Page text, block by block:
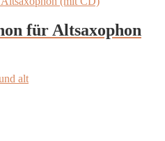
für Altsaxophon
alt